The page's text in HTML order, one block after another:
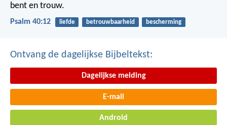
bent en trouw.
Psalm 40:12 liefde betrouwbaarheid bescherming
Ontvang de dagelijkse Bijbeltekst:
Dagelijkse melding
E-mail
Android